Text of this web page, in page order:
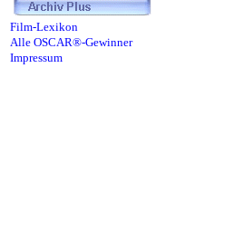
Film-Lexikon
Alle OSCAR®-Gewinner
Impressum